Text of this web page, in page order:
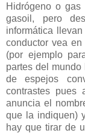
Hidrógeno o gas
gasoil, pero
informática
conductor vea
(por ejemplo
partes del
de espejos
contrastes
anuncia el
que la indiquen)
hay que tirar de